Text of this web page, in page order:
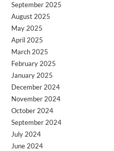
September 2025
August 2025
May 2025
April 2025
March 2025
February 2025
January 2025
December 2024
November 2024
October 2024
September 2024
July 2024
June 2024